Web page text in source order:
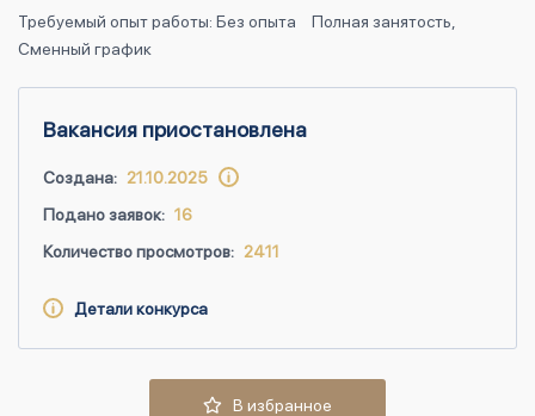
Требуемый опыт работы: Без опыта
Полная занятость,
Сменный график
Вакансия приостановлена
Создана: 21.10.2025
Подано заявок: 16
Количество просмотров: 2411
Детали конкурса
В избранное